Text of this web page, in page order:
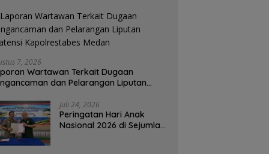
7, 2026
Wartawan Terkait Dugaan
dan Pelarangan Liputan
Juli 24, 2026
Peringatan Hari Anak
Nasional 2026 di Sejumlah